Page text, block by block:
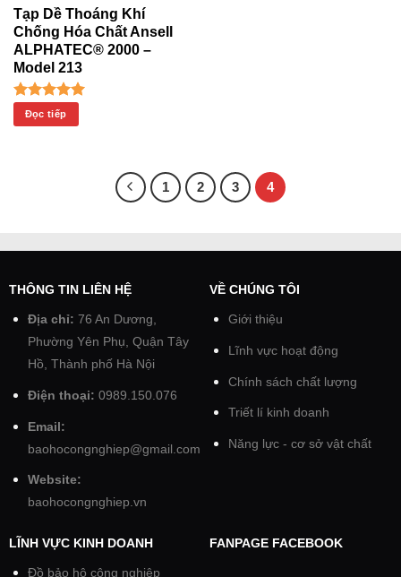
Tạp Dề Thoáng Khí
Chống Hóa Chất Ansell
ALPHATEC® 2000 –
Model 213
Được xếp
hạng5.00
Đọc tiếp
1 2 3 4
THÔNG TIN LIÊN HỆ
Địa chỉ: 76 An Dương,
Phường Yên Phụ, Quận Tây
Hồ, Thành phố Hà Nội
Điện thoại: 0989.150.076
Email:
baohocongnghiep@gmail.com
Website:
baohocongnghiep.vn
VỀ CHÚNG TÔI
Giới thiệu
Lĩnh vực hoạt động
Chính sách chất lượng
Triết lí kinh doanh
Năng lực - cơ sở vật chất
LĨNH VỰC KINH DOANH
Đồ bảo hộ công nghiệp
FANPAGE FACEBOOK